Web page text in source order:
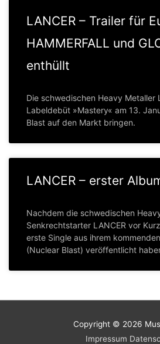
LANCER – Trailer für
HAMMERFALL und
enthüllt
Die schwedischen Heavy Metaller
Labeldebüt »Mastery« am 13.
Blast auf den Markt bringen.
LANCER – erster
Nachdem die schwedischen
Senkrechtstarter LANCER vor
erste Single aus ihrem
(Nuclear Blast) veröffentlicht
Copyright © 2026
Impressum